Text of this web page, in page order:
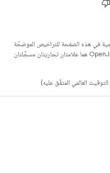
في هذه الصفحة للتراخيص الموضحّة
. إنّ Java وOpenJDK هما علامتان تجاريتان مسجَّلتان